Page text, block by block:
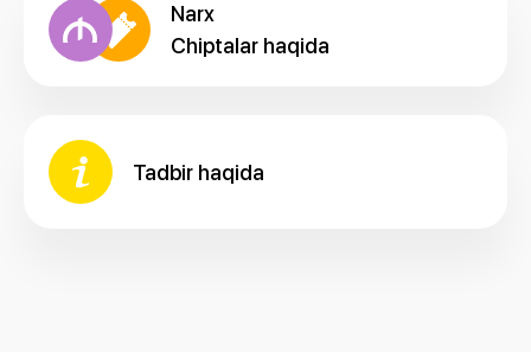
Narx
Chiptalar haqida
Tadbir haqida